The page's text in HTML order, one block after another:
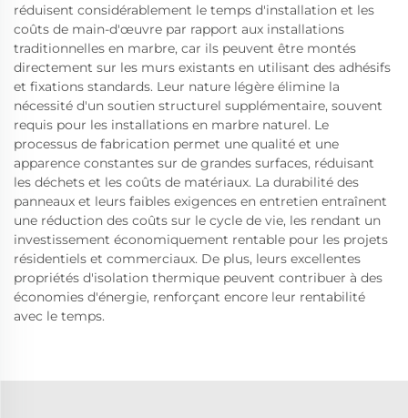
réduisent considérablement le temps d'installation et les
coûts de main-d'œuvre par rapport aux installations
traditionnelles en marbre, car ils peuvent être montés
directement sur les murs existants en utilisant des adhésifs
et fixations standards. Leur nature légère élimine la
nécessité d'un soutien structurel supplémentaire, souvent
requis pour les installations en marbre naturel. Le
processus de fabrication permet une qualité et une
apparence constantes sur de grandes surfaces, réduisant
les déchets et les coûts de matériaux. La durabilité des
panneaux et leurs faibles exigences en entretien entraînent
une réduction des coûts sur le cycle de vie, les rendant un
investissement économiquement rentable pour les projets
résidentiels et commerciaux. De plus, leurs excellentes
propriétés d'isolation thermique peuvent contribuer à des
économies d'énergie, renforçant encore leur rentabilité
avec le temps.